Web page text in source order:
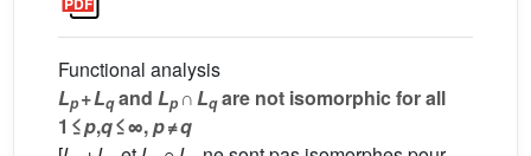
Functional analysis
Lp+Lqand Lp ∩ Lqare not isomorphic for all
1 ≤p,q≤ ∞,p≠q